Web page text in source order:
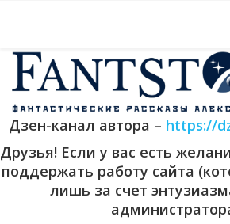
Дзен-канал автора – https://
Друзья! Если у вас есть
поддержать работу сайта
лишь за счет